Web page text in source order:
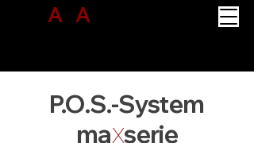
AB ACUS
P.O.S.-System
maXserie